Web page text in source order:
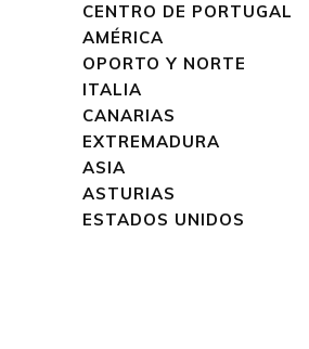
CENTRO DE PORTUGAL
AMÉRICA
OPORTO Y NORTE
ITALIA
CANARIAS
EXTREMADURA
ASIA
ASTURIAS
ESTADOS UNIDOS